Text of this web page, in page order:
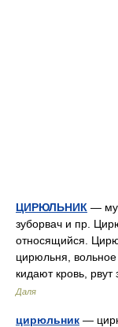
ЦИРЮЛЬНИК —
зуборвач и пр.
относящийся.
цирюльня, вольное
кидают кровь,
Даля
цирюльник —